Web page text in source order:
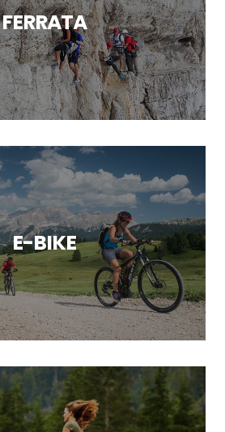
FERRATA
E-BIKE